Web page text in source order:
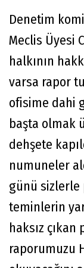
Denetim
Meclis Üyesi
halkının
varsa rapor
ofisime dahi
başta olmak
dehşete
numuneler
günü sizlerle
teminlerin
haksız
raporumuzu